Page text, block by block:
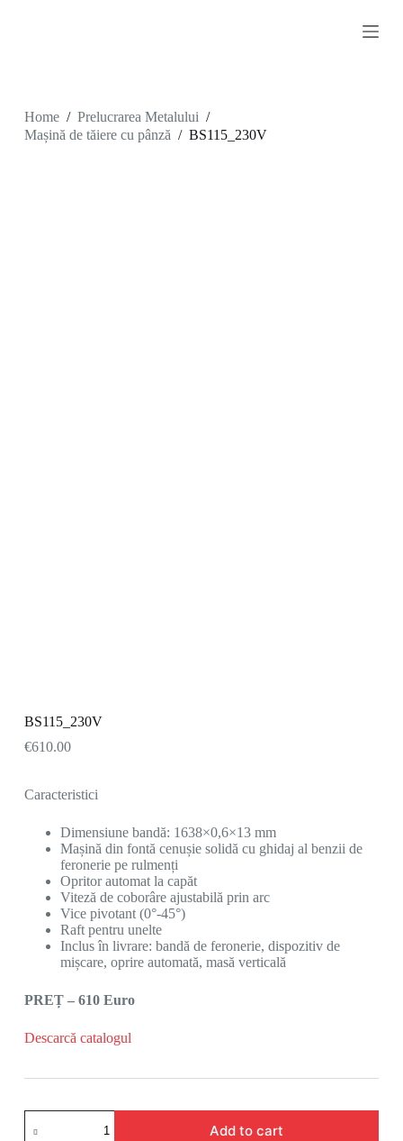
o
Home / Prelucrarea Metalului /
Mașină de tăiere cu pânză / BS115_230V
BS115_230V
€610.00
Caracteristici
Dimensiune bandă: 1638×0,6×13 mm
Mașină din fontă cenușie solidă cu ghidaj al benzii de
feronerie pe rulmenți
Opritor automat la capăt
Viteză de coborâre ajustabilă prin arc
Vice pivotant (0°-45°)
Raft pentru unelte
Inclus în livrare: bandă de feronerie, dispozitiv de
mișcare, oprire automată, masă verticală
PREȚ – 610 Euro
Descarcă catalogul
Add to cart